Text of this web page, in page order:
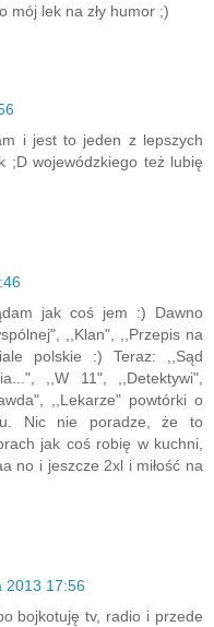
mój lek na zły humor ;)
i jest to jeden z lepszych
;D wojewódzkiego też lubię
jak coś jem :) Dawno
,,Klan", ,,Przepis na
polskie :) Teraz: ,,Sąd
,,W 11", ,,Detektywi",
,,Lekarze" powtórki o
Nic nie poradze, że to
jak coś robię w kuchni,
no i jeszcze 2xl i miłość na
2013 17:56
bojkotuję tv, radio i przede